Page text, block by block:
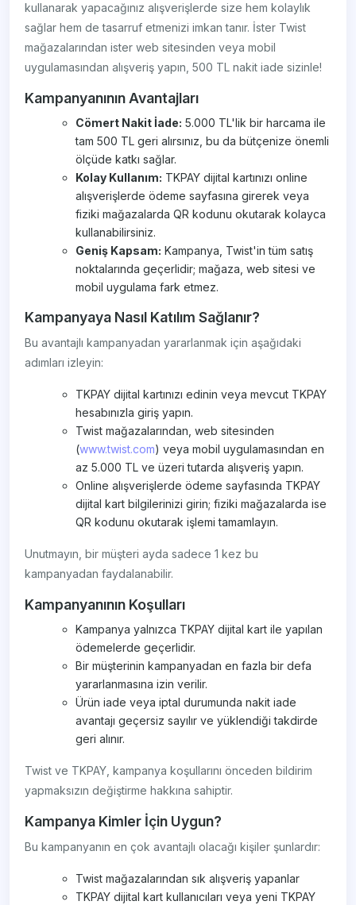
kullanarak yapacağınız alışverişlerde size hem kolaylık
sağlar hem de tasarruf etmenizi imkan tanır. İster Twist
mağazalarından ister web sitesinden veya mobil
uygulamasından alışveriş yapın, 500 TL nakit iade sizinle!
Kampanyanının Avantajları
Cömert Nakit İade: 5.000 TL'lik bir harcama ile
tam 500 TL geri alırsınız, bu da bütçenize önemli
ölçüde katkı sağlar.
Kolay Kullanım: TKPAY dijital kartınızı online
alışverişlerde ödeme sayfasına girerek veya
fiziki mağazalarda QR kodunu okutarak kolayca
kullanabilirsiniz.
Geniş Kapsam: Kampanya, Twist'in tüm satış
noktalarında geçerlidir; mağaza, web sitesi ve
mobil uygulama fark etmez.
Kampanyaya Nasıl Katılım Sağlanır?
Bu avantajlı kampanyadan yararlanmak için aşağıdaki
adımları izleyin:
TKPAY dijital kartınızı edinin veya mevcut TKPAY
hesabınızla giriş yapın.
Twist mağazalarından, web sitesinden
(www.twist.com) veya mobil uygulamasından en
az 5.000 TL ve üzeri tutarda alışveriş yapın.
Online alışverişlerde ödeme sayfasında TKPAY
dijital kart bilgilerinizi girin; fiziki mağazalarda ise
QR kodunu okutarak işlemi tamamlayın.
Unutmayın, bir müşteri ayda sadece 1 kez bu
kampanyadan faydalanabilir.
Kampanyanının Koşulları
Kampanya yalnızca TKPAY dijital kart ile yapılan
ödemelerde geçerlidir.
Bir müşterinin kampanyadan en fazla bir defa
yararlanmasına izin verilir.
Ürün iade veya iptal durumunda nakit iade
avantajı geçersiz sayılır ve yüklendiği takdirde
geri alınır.
Twist ve TKPAY, kampanya koşullarını önceden bildirim
yapmaksızın değiştirme hakkına sahiptir.
Kampanya Kimler İçin Uygun?
Bu kampanyanın en çok avantajlı olacağı kişiler şunlardır:
Twist mağazalarından sık alışveriş yapanlar
TKPAY dijital kart kullanıcıları veya yeni TKPAY